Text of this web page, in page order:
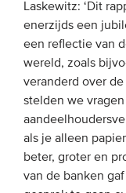
Laskewitz: ‘Dit
enerzijds een
een reflectie van
wereld, zoals
veranderd over
stelden we
als je alleen
beter, groter en
van de banken